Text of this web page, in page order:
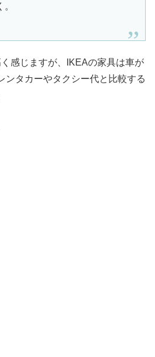
感じますが、IKEAの家具は車が
ンタカーやタクシー代と比較する